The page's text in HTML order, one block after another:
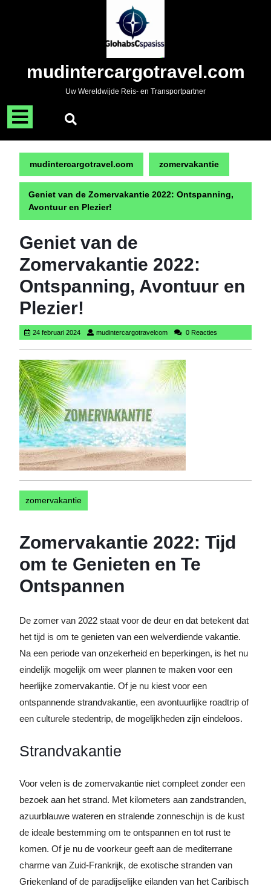
mudintercargotravel.com
Uw Wereldwijde Reis- en Transportpartner
Menu
openen
mudintercargotravel.com zomervakantie
Geniet van de Zomervakantie 2022: Ontspanning,
Avontuur en Plezier!
Geniet van de
Zomervakantie 2022:
Ontspanning, Avontuur en
Plezier!
24 februari 202424
februari
2024
mudintercargotravelcommudintercargotravelcom
0 Reacties
zomervakantie
Zomervakantie 2022: Tijd
om te Genieten en Te
Ontspannen
De zomer van 2022 staat voor de deur en dat betekent dat
het tijd is om te genieten van een welverdiende vakantie.
Na een periode van onzekerheid en beperkingen, is het nu
eindelijk mogelijk om weer plannen te maken voor een
heerlijke zomervakantie. Of je nu kiest voor een
ontspannende strandvakantie, een avontuurlijke roadtrip of
een culturele stedentrip, de mogelijkheden zijn eindeloos.
Strandvakantie
Voor velen is de zomervakantie niet compleet zonder een
bezoek aan het strand. Met kilometers aan zandstranden,
azuurblauwe wateren en stralende zonneschijn is de kust
de ideale bestemming om te ontspannen en tot rust te
komen. Of je nu de voorkeur geeft aan de mediterrane
charme van Zuid-Frankrijk, de exotische stranden van
Griekenland of de paradijselijke eilanden van het Caribisch